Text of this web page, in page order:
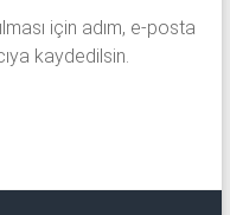
için adım, e-posta
kaydedilsin.